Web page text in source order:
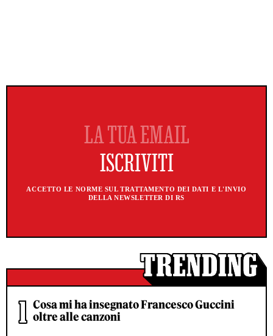
ACCETTO LE NORME SUL TRATTAMENTO DEI DATI E L'INVIO
DELLA NEWSLETTER DI RS
Cosa mi ha insegnato Francesco Guccini
oltre alle canzoni